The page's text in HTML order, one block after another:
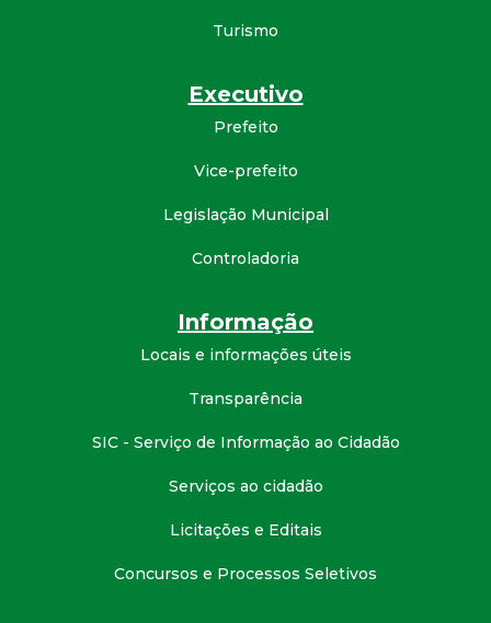
Turismo
Executivo
Prefeito
Vice-prefeito
Legislação Municipal
Controladoria
Informação
Locais e informações úteis
Transparência
SIC - Serviço de Informação ao Cidadão
Serviços ao cidadão
Licitações e Editais
Concursos e Processos Seletivos